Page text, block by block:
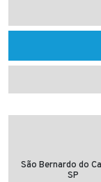
São Bernardo do
SP